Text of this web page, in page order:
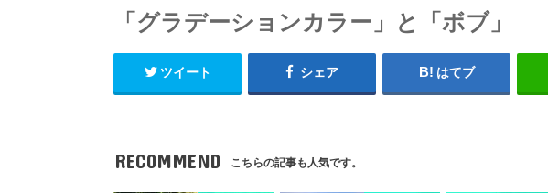
「グラデーションカラー」と「ボブ」
ツイート シェア はてブ
RECOMMEND こちらの記事も人気です。